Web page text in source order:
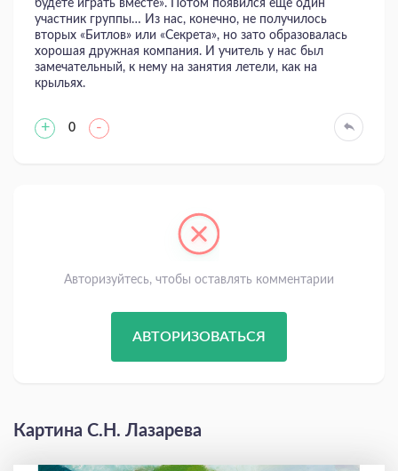
будете играть вместе». Потом появился ещё один
участник группы… Из нас, конечно, не получилось
вторых «Битлов» или «Секрета», но зато образовалась
хорошая дружная компания. И учитель у нас был
замечательный, к нему на занятия летели, как на
крыльях.
+ 0 -
Авторизуйтесь, чтобы оставлять комментарии
АВТОРИЗОВАТЬСЯ
Картина С.Н. Лазарева